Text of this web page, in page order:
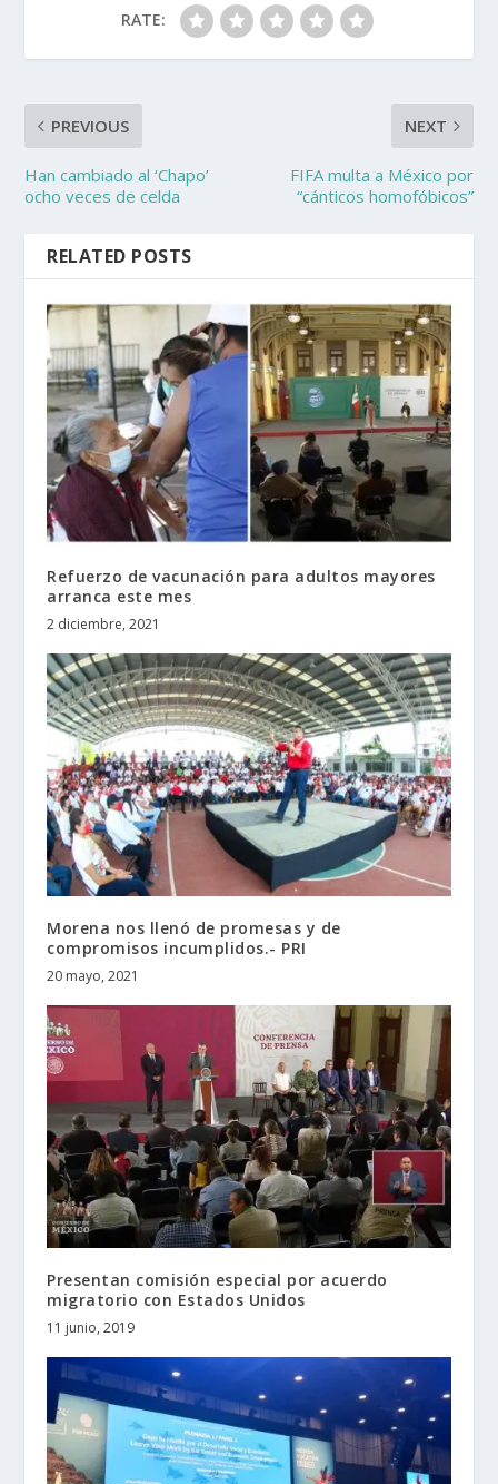
RATE:
PREVIOUS
Han cambiado al ‘Chapo’
ocho veces de celda
NEXT
FIFA multa a México por
“cánticos homofóbicos”
RELATED POSTS
Refuerzo de vacunación para adultos mayores
arranca este mes
2 diciembre, 2021
Morena nos llenó de promesas y de
compromisos incumplidos.- PRI
20 mayo, 2021
Presentan comisión especial por acuerdo
migratorio con Estados Unidos
11 junio, 2019